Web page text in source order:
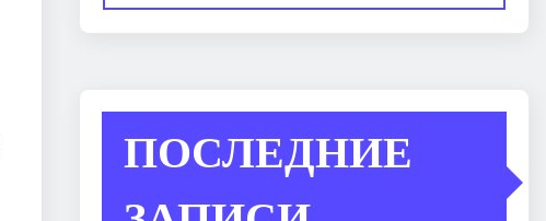
ПОСЛЕДНИЕ